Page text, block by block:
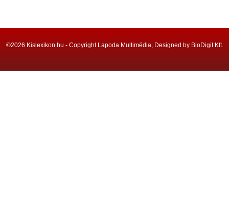
©2026 Kislexikon.hu - Copyright Lapoda Multimédia, Designed by BioDigit Kft.